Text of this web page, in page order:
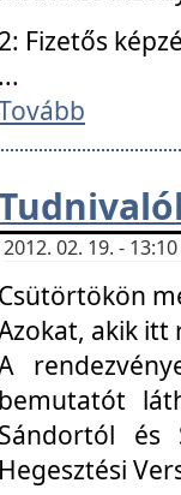
2: Fizetős
...
2012. 02. 19. -
Csütörtökön
akik itt
bemutatót
Sándortól és
Hegesztési